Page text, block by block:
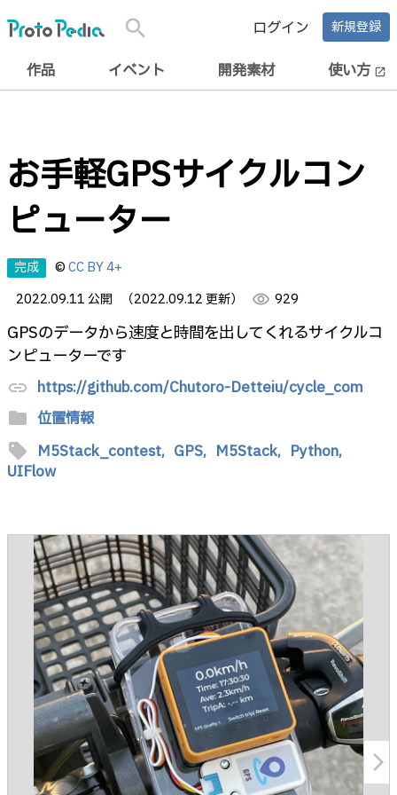
search ログイン 新規登録
作品 イベント 開発素材 使い方 open_in_new
お手軽GPSサイクルコン
ピューター
完成 ©CC BY 4+
2022.09.11 公開
（2022.09.12 更新） visibility 929
GPSのデータから速度と時間を出してくれるサイクルコ
ンピューターです
link https://github.com/Chutoro-Detteiu/cycle_com
folder 位置情報
sell M5Stack_contest, GPS, M5Stack, Python,
UIFlow
arrow_forward_ios